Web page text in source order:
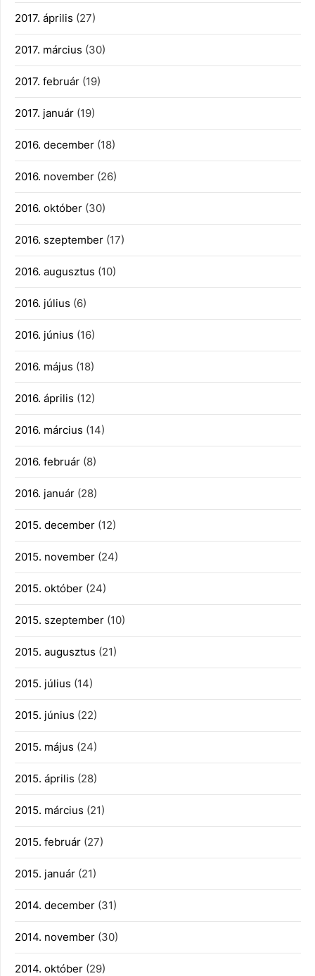
2017. április (27)
2017. március (30)
2017. február (19)
2017. január (19)
2016. december (18)
2016. november (26)
2016. október (30)
2016. szeptember (17)
2016. augusztus (10)
2016. július (6)
2016. június (16)
2016. május (18)
2016. április (12)
2016. március (14)
2016. február (8)
2016. január (28)
2015. december (12)
2015. november (24)
2015. október (24)
2015. szeptember (10)
2015. augusztus (21)
2015. július (14)
2015. június (22)
2015. május (24)
2015. április (28)
2015. március (21)
2015. február (27)
2015. január (21)
2014. december (31)
2014. november (30)
2014. október (29)